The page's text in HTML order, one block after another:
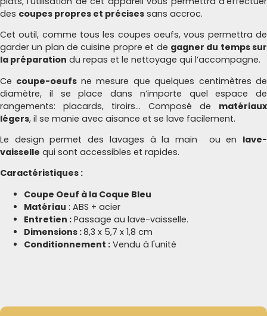
des coupes propres et précises sans accroc.
Cet outil, comme tous les coupes oeufs, vous permettra de
garder un plan de cuisine propre et de gagner du temps sur
la préparation du repas et le nettoyage qui l’accompagne.
Ce coupe-oeufs ne mesure que quelques centimètres de
diamètre, il se place dans n’importe quel espace de
rangements: placards, tiroirs… Composé de matériaux
légers, il se manie avec aisance et se lave facilement.
Le design permet des lavages à la main ou en lave-
vaisselle qui sont accessibles et rapides.
Caractéristiques :
Coupe Oeuf à la Coque Bleu
Matériau : ABS + acier
Entretien : Passage au lave-vaisselle.
Dimensions :8,3 x 5,7 x 1,8 cm
Conditionnement : Vendu à l'unité